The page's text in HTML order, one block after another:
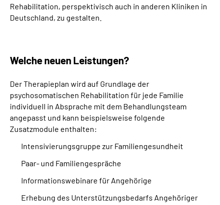
Rehabilitation, perspektivisch auch in anderen Kliniken in
Deutschland, zu gestalten.
Welche neuen Leistungen?
Der Therapieplan wird auf Grundlage der
psychosomatischen Rehabilitation für jede Familie
individuell in Absprache mit dem Behandlungsteam
angepasst und kann beispielsweise folgende
Zusatzmodule enthalten:
Intensivierungsgruppe zur Familiengesundheit
Paar‐ und Familiengespräche
Informationswebinare für Angehörige
Erhebung des Unterstützungsbedarfs Angehöriger